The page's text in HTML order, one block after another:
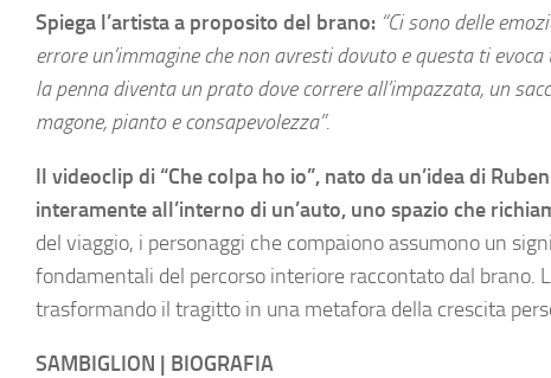
Spiega l’artista a proposito del brano: “Ci sono delle
errore un’immagine che non avresti dovuto e questa ti
la penna diventa un prato dove correre all’impazzata, un
magone, pianto e consapevolezza”.
Il videoclip di “Che colpa ho io”, nato da un’idea di
interamente all’interno di un’auto, uno spazio che
del viaggio, i personaggi che compaiono assumono un
fondamentali del percorso interiore raccontato dal brano.
trasformando il tragitto in una metafora della crescita
SAMBIGLION | BIOGRAFIA